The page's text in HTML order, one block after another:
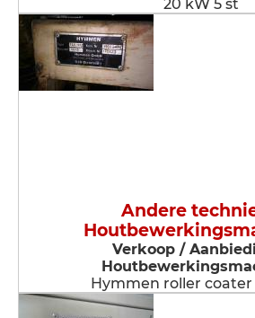
20 kW 5 st
Andere
Verkoop /
Hymmen roller coater